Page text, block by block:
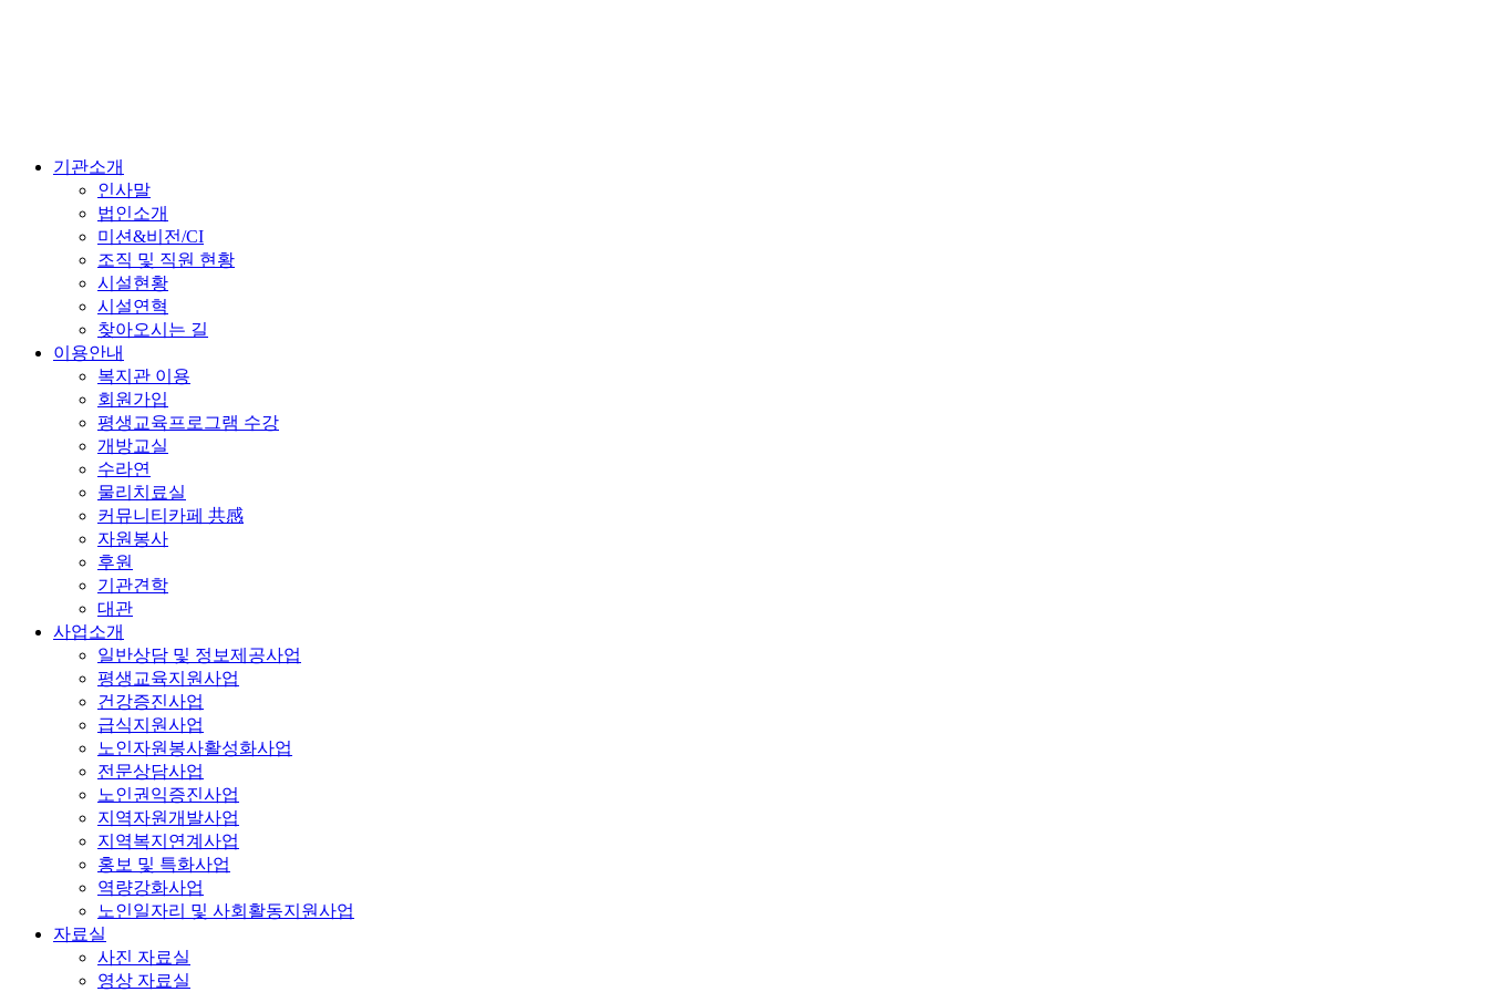
기관소개
인사말
법인소개
미션&비전/CI
조직 및 직원 현황
시설현황
시설연혁
찾아오시는 길
이용안내
복지관 이용
회원가입
평생교육프로그램 수강
개방교실
수라연
물리치료실
커뮤니티카페 共感
자원봉사
후원
기관견학
대관
사업소개
일반상담 및 정보제공사업
평생교육지원사업
건강증진사업
급식지원사업
노인자원봉사활성화사업
전문상담사업
노인권익증진사업
지역자원개발사업
지역복지연계사업
홍보 및 특화사업
역량강화사업
노인일자리 및 사회활동지원사업
자료실
사진 자료실
영상 자료실